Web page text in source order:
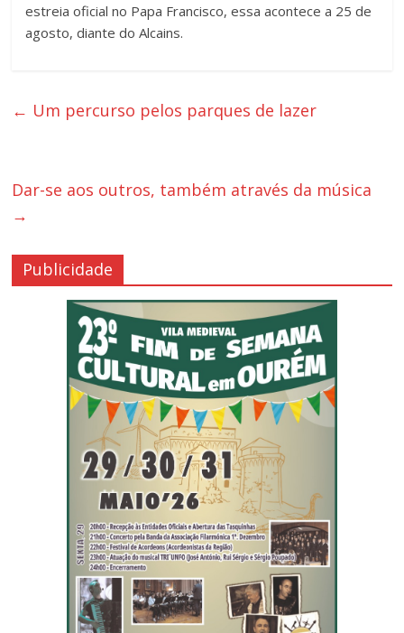
estreia oficial no Papa Francisco, essa acontece a 25 de
agosto, diante do Alcains.
← Um percurso pelos parques de lazer
Dar-se aos outros, também através da música
→
Publicidade